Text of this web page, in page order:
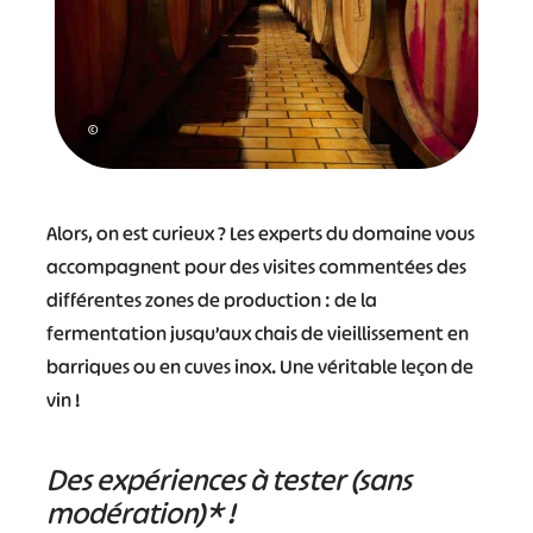
©
Alors, on est curieux ? Les experts du domaine vous
accompagnent pour des visites commentées des
différentes zones de production : de la
fermentation jusqu’aux chais de vieillissement en
barriques ou en cuves inox. Une véritable leçon de
vin !
Des expériences à tester (sans
modération)* !